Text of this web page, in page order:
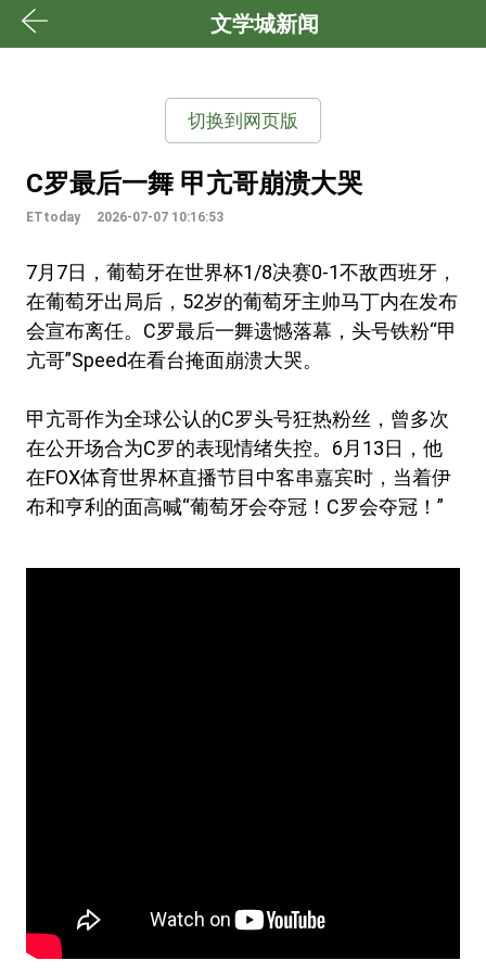
文学城新闻
切换到网页版
C罗最后一舞 甲亢哥崩溃大哭
ETtoday 2026-07-07 10:16:53
7月7日，葡萄牙在世界杯1/8决赛0-1不敌西班牙，
在葡萄牙出局后，52岁的葡萄牙主帅马丁内在发布
会宣布离任。‌‌C罗最后一舞遗憾落幕，头号铁粉“甲
亢哥”Speed在看台掩面崩溃大哭。
甲亢哥作为全球公认的C罗头号狂热粉丝，曾多次
在公开场合为C罗的表现情绪失控。6月13日，他
在FOX体育世界杯直播节目中客串嘉宾时，当着伊
布和亨利的面高喊“葡萄牙会夺冠！C罗会夺冠！”